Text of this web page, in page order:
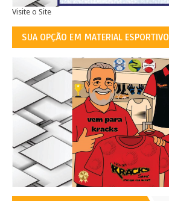
Visite o Site
SUA OPÇÃO EM MATERIAL ESPORTIVO